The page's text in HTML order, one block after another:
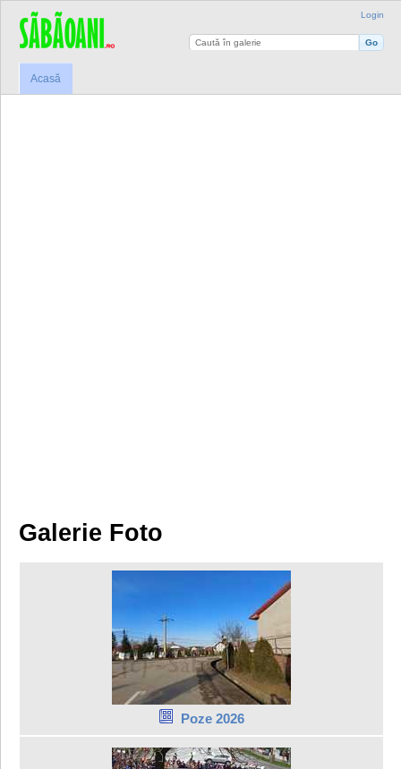
Login
Acasă
Galerie Foto
Poze 2026